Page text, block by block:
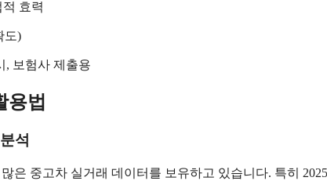
효력
)
, 보험사 제출용
용법
석
은 중고차 실거래 데이터를 보유하고 있습니다. 특히